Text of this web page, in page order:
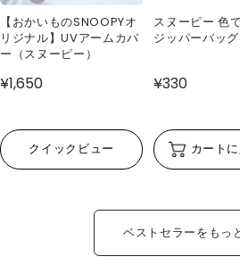
【おかいものSNOOPYオ
リジナル】UVアームカバ
ー（スヌーピー）
¥1,650
クイックビュー
スヌーピー 色
ジッパーバッグ
¥330
カート
ベストセラーをもっ